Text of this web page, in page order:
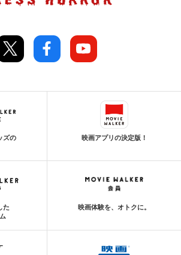
ズの
映画アプリの決定版！
た
映画体験を、オトクに。